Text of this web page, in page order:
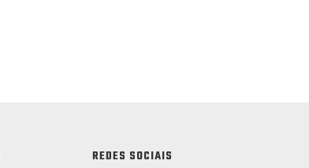
REDES SOCIAIS